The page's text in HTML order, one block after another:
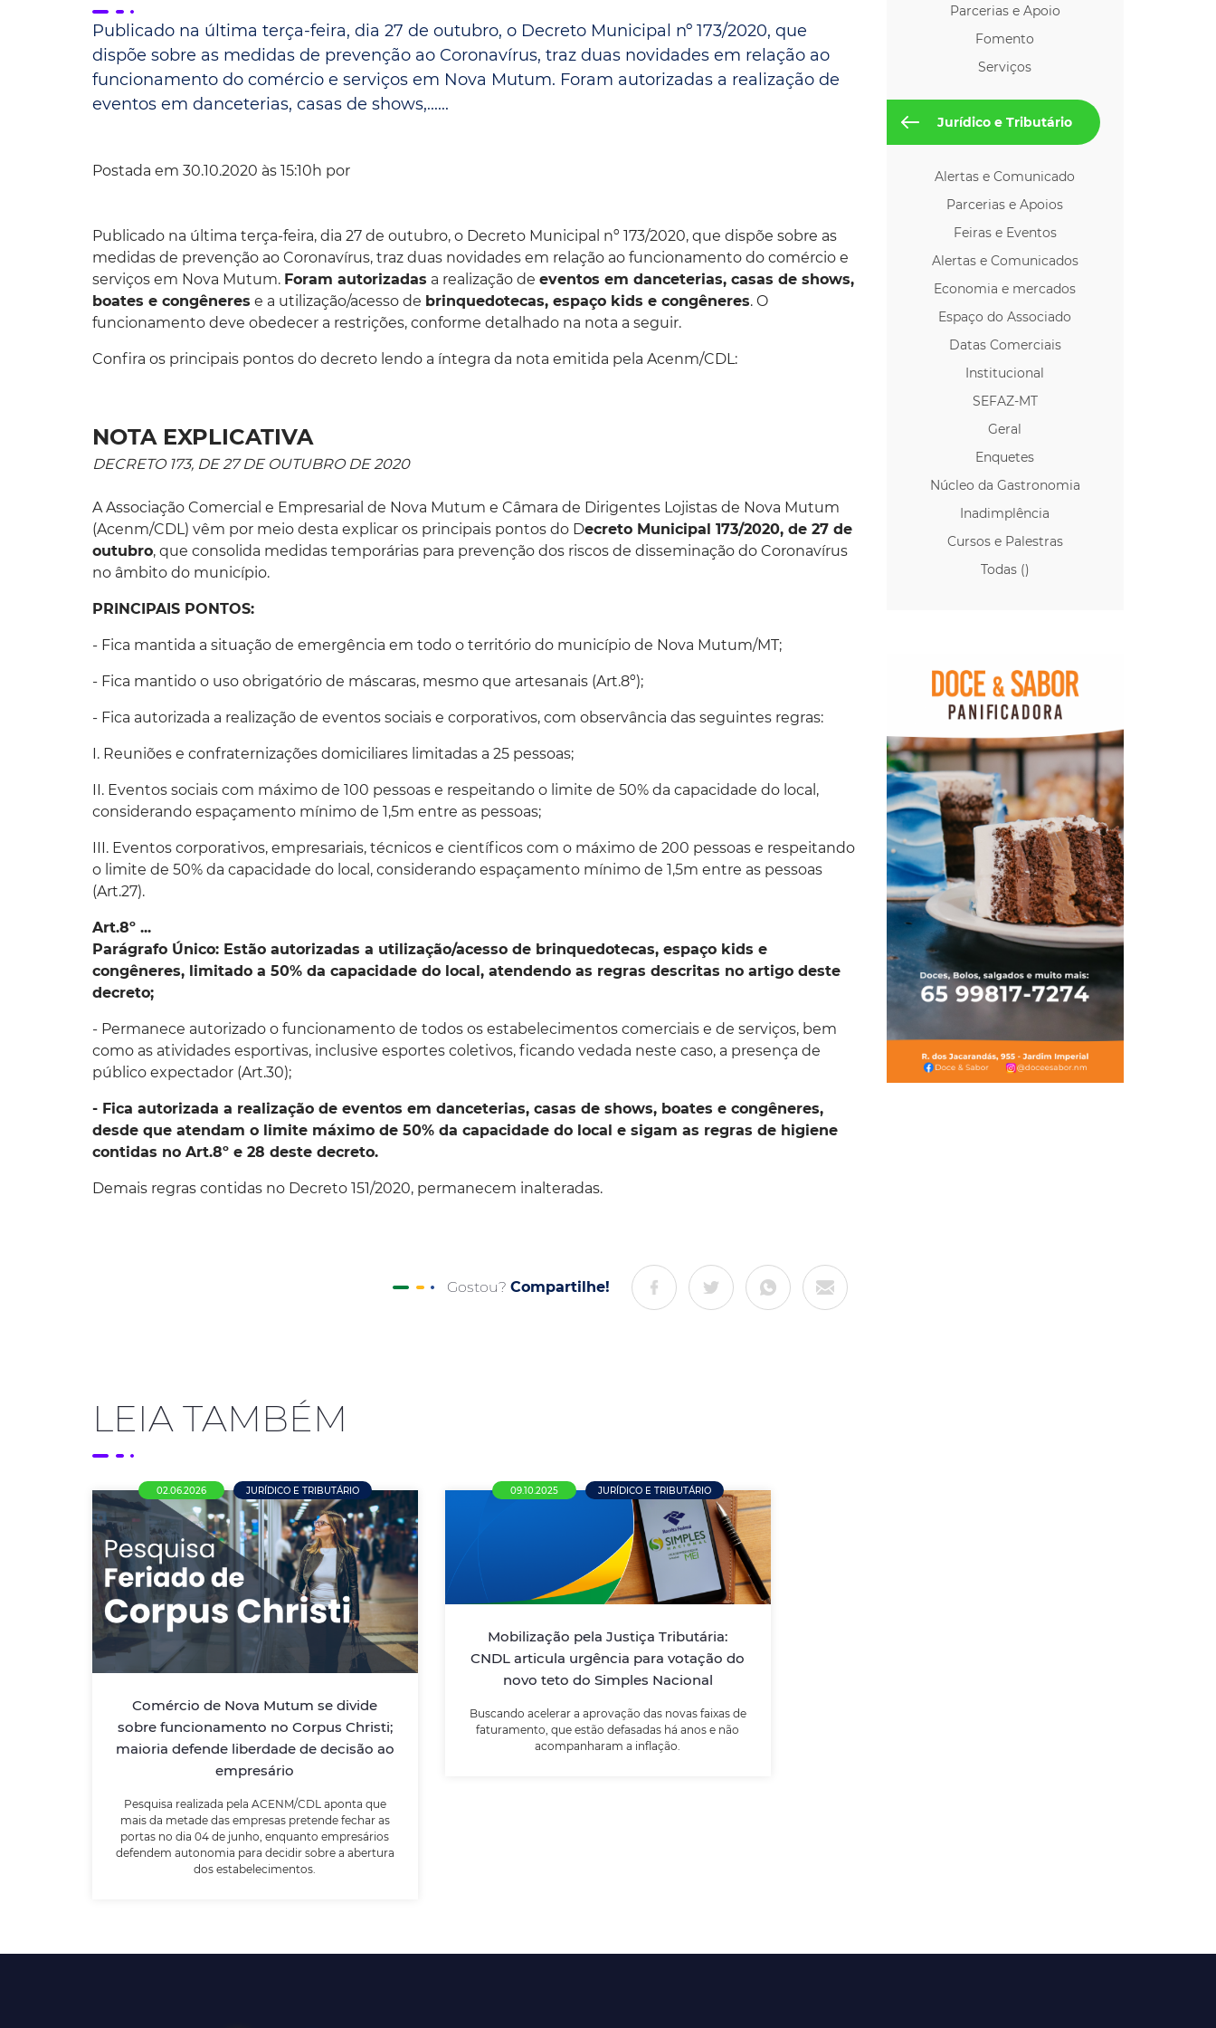
Convênio Parque das Águas
Convênio Mix da Saúde
Proteção ao Crédito
Vante CRM
Publicado na última terça-feira, dia 27 de outubro, o Decreto Municipal nº 173/2020, que
dispõe sobre as medidas de prevenção ao Coronavírus, traz duas novidades em relação ao
funcionamento do comércio e serviços em Nova Mutum. Foram autorizadas a realização de
eventos em danceterias, casas de shows,......
Postada em 30.10.2020 às 15:10h por
Publicado na última terça-feira, dia 27 de outubro, o Decreto Municipal nº 173/2020, que dispõe sobre as
medidas de prevenção ao Coronavírus, traz duas novidades em relação ao funcionamento do comércio e
serviços em Nova Mutum. Foram autorizadas a realização de eventos em danceterias, casas de shows,
boates e congêneres e a utilização/acesso de brinquedotecas, espaço kids e congêneres. O
funcionamento deve obedecer a restrições, conforme detalhado na nota a seguir.
Confira os principais pontos do decreto lendo a íntegra da nota emitida pela Acenm/CDL:
NOTA EXPLICATIVA
DECRETO 173, DE 27 DE OUTUBRO DE 2020
A Associação Comercial e Empresarial de Nova Mutum e Câmara de Dirigentes Lojistas de Nova Mutum
(Acenm/CDL) vêm por meio desta explicar os principais pontos do Decreto Municipal 173/2020, de 27 de
outubro, que consolida medidas temporárias para prevenção dos riscos de disseminação do Coronavírus
no âmbito do município.
PRINCIPAIS PONTOS:
- Fica mantida a situação de emergência em todo o território do município de Nova Mutum/MT;
- Fica mantido o uso obrigatório de máscaras, mesmo que artesanais (Art.8º);
- Fica autorizada a realização de eventos sociais e corporativos, com observância das seguintes regras:
I. Reuniões e confraternizações domiciliares limitadas a 25 pessoas;
II. Eventos sociais com máximo de 100 pessoas e respeitando o limite de 50% da capacidade do local,
considerando espaçamento mínimo de 1,5m entre as pessoas;
III. Eventos corporativos, empresariais, técnicos e científicos com o máximo de 200 pessoas e respeitando
o limite de 50% da capacidade do local, considerando espaçamento mínimo de 1,5m entre as pessoas
(Art.27).
Art.8º ...
Parágrafo Único: Estão autorizadas a utilização/acesso de brinquedotecas, espaço kids e
congêneres, limitado a 50% da capacidade do local, atendendo as regras descritas no artigo deste
decreto;
- Permanece autorizado o funcionamento de todos os estabelecimentos comerciais e de serviços, bem
como as atividades esportivas, inclusive esportes coletivos, ficando vedada neste caso, a presença de
público expectador (Art.30);
- Fica autorizada a realização de eventos em danceterias, casas de shows, boates e congêneres,
desde que atendam o limite máximo de 50% da capacidade do local e sigam as regras de higiene
contidas no Art.8º e 28 deste decreto.
Demais regras contidas no Decreto 151/2020, permanecem inalteradas.
Gostou? Compartilhe!
Parcerias e Apoio
Fomento
Serviços
Jurídico e Tributário
Alertas e Comunicado
Parcerias e Apoios
Feiras e Eventos
Alertas e Comunicados
Economia e mercados
Espaço do Associado
Datas Comerciais
Institucional
SEFAZ-MT
Geral
Enquetes
Núcleo da Gastronomia
Inadimplência
Cursos e Palestras
Todas ()
LEIA TAMBÉM
02.06.2026 JURÍDICO E TRIBUTÁRIO
Comércio de Nova Mutum se divide
sobre funcionamento no Corpus Christi;
maioria defende liberdade de decisão ao
empresário
Pesquisa realizada pela ACENM/CDL aponta que
mais da metade das empresas pretende fechar as
portas no dia 04 de junho, enquanto empresários
defendem autonomia para decidir sobre a abertura
dos estabelecimentos.
Comércio de Nova Mutum se
divide sobre funcionamento no
Corpus Christi; maioria defende
liberdade de decisão ao
empresário
Pesquisa realizada pela ACENM/CDL aponta
pretende fechar as portas no dia 04 de
junho, enquanto empresários defendem
autonomia para decidir sobre a abertura
dos estabelecimentos.
LEIA MAIS
09.10.2025 JURÍDICO E TRIBUTÁRIO
Mobilização pela Justiça Tributária:
CNDL articula urgência para votação do
novo teto do Simples Nacional
Buscando acelerar a aprovação das novas faixas de
faturamento, que estão defasadas há anos e não
acompanharam a inflação.
Mobilização pela Justiça
Tributária: CNDL articula urgência
para votação do novo teto do
Simples Nacional
Buscando acelerar a aprovação das novas
faixas de faturamento, que estão defasadas
há anos e não acompanharam a inflação.
LEIA MAIS